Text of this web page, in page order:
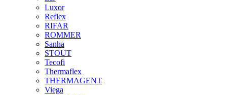
Luxor
Reflex
RIFAR
ROMMER
Sanha
STOUT
Tecofi
Thermaflex
THERMAGENT
Viega